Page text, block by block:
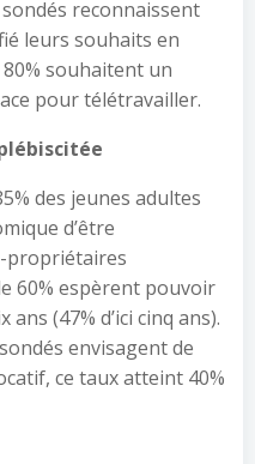
reconnaissent
leurs souhaits en
80% souhaitent un
pour télétravailler.
des jeunes adultes
d’être
propriétaires
60% espèrent pouvoir
(47% d’ici cinq ans).
envisagent de
ce taux atteint 40%